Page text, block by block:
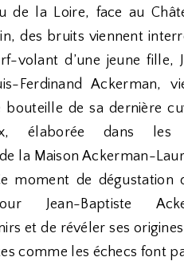
de la Loire, face au
des bruits viennent
volant d’une jeune fille,
Ferdinand Ackerman,
bouteille de sa dernière
élaborée dans les
la Maison Ackerman-
moment de dégustation
Jean-Baptiste
et de révéler ses
comme les échecs font